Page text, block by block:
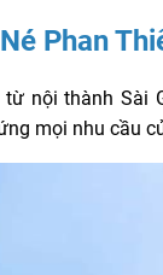
Phan
nội thành Sài
mọi nhu cầu